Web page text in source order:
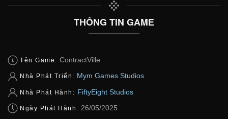
THÔNG TIN GAME
Tên Game: ContractVille
Nhà Phát Triển: Mym Games Studios
Nhà Phát Hành: FiftyEight Studios
Ngày Phát Hành: 26/05/2025